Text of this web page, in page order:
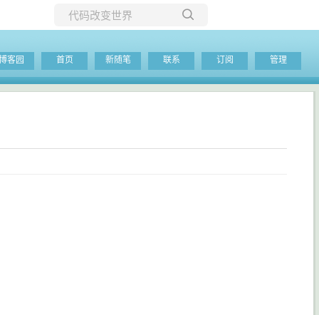
当前博客
客园 首页 新随笔 联系 订阅 管理